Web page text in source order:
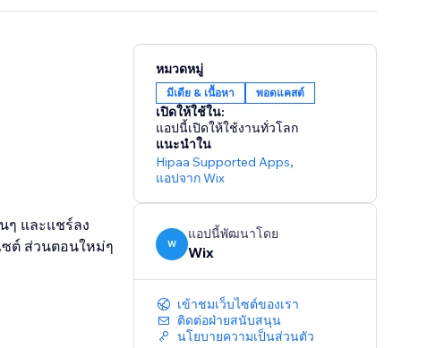
ๆ และแชร์ลง
ซต์ ส่วนตอนใหม่ๆ
หมวดหมู่
มีเดีย & เนื้อหา พอดแคสต์
เปิดให้ใช้ใน:
แอปนี้เปิดให้ใช้งานทั่วโลก
แนะนำใน
Hipaa Supported Apps,
แอปจาก Wix
W
แอปนี้พัฒนาโดย
Wix
เข้าชมเว็บไซต์ของเรา
ติดต่อฝ่ายสนับสนุน
นโยบายความเป็นส่วนตัว